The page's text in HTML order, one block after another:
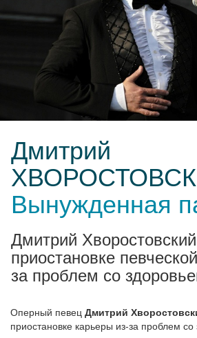
Дмитрий
Вынужденная
Дмитрий
приостановке
за проблем со
Оперный певец Дмитрий
приостановке карьеры из-за проблем